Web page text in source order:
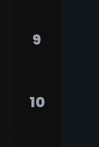
9
10